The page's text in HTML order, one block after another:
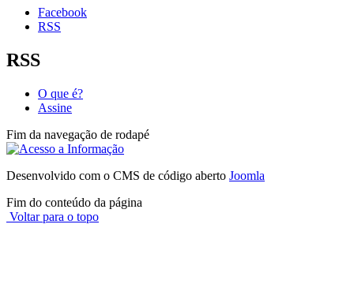
Facebook
RSS
RSS
O que é?
Assine
Fim da navegação de rodapé
Desenvolvido com o CMS de código aberto Joomla
Fim do conteúdo da página
Voltar para o topo